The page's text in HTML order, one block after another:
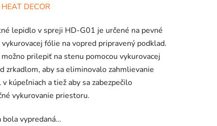
HEAT DECOR
lepidlo v spreji HD-G01 je určené na pevné
fólie na vopred pripravený podklad.
prilepiť na stenu pomocou vykurovacej
zrkadlom, aby sa eliminovalo zahmlievanie
kúpeľniach a tiež aby sa zabezpečilo
vykurovanie priestoru.
bola vypredaná…